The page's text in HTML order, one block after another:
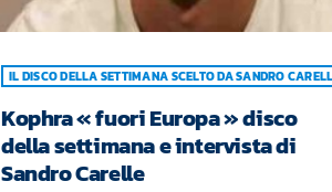
Kophra « fuori Europa » disco
della settimana e intervista di
Sandro Carelle